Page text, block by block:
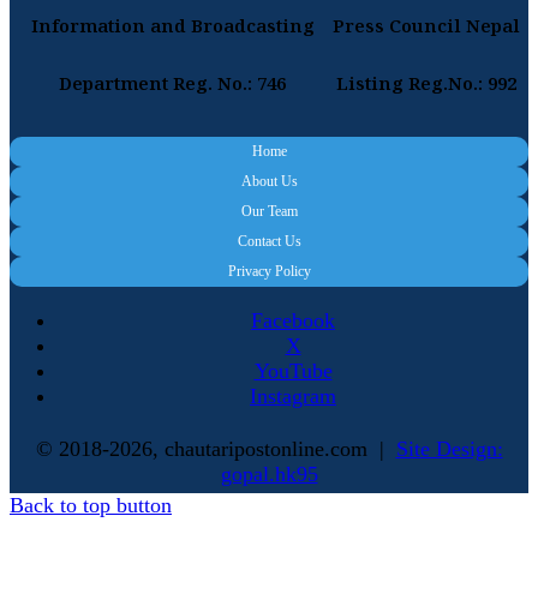
Information and Broadcasting
Department Reg. No.: 746
Press Council Nepal
Listing Reg.No.: 992
Home
About Us
Our Team
Contact Us
Privacy Policy
Facebook
X
YouTube
Instagram
© 2018-2026, chautaripostonline.com | Site Design:
gopal.hk95
Back to top button